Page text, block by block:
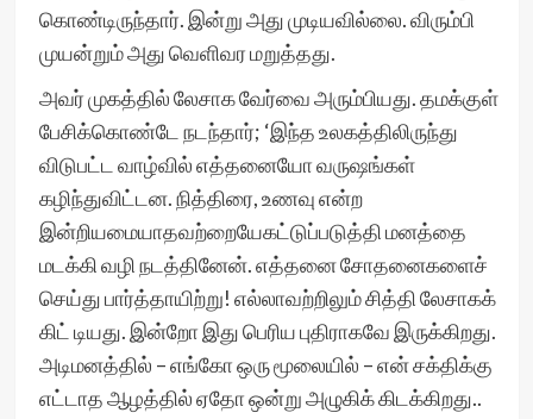
கொண்டிருந்தார். இன்று அது முடியவில்லை. விரும்பி
முயன்றும் அது வெளிவர மறுத்தது.
அவர் முகத்தில் லேசாக வேர்வை அரும்பியது. தமக்குள்
பேசிக்கொண்டே நடந்தார்; ‘இந்த உலகத்திலிருந்து
விடுபட்ட வாழ்வில் எத்தனையோ வருஷங்கள்
கழிந்துவிட்டன. நித்திரை, உணவு என்ற
இன்றியமையாதவற்றையேகட்டுப்படுத்தி மனத்தை
மடக்கி வழி நடத்தினேன். எத்தனை சோதனைகளைச்
செய்து பார்த்தாயிற்று! எல்லாவற்றிலும் சித்தி லேசாகக்
கிட் டியது. இன்றோ இது பெரிய புதிராகவே இருக்கிறது.
அடிமனத்தில் – எங்கோ ஒரு மூலையில் – என் சக்திக்கு
எட்டாத ஆழத்தில் ஏதோ ஒன்று அழுகிக் கிடக்கிறது..